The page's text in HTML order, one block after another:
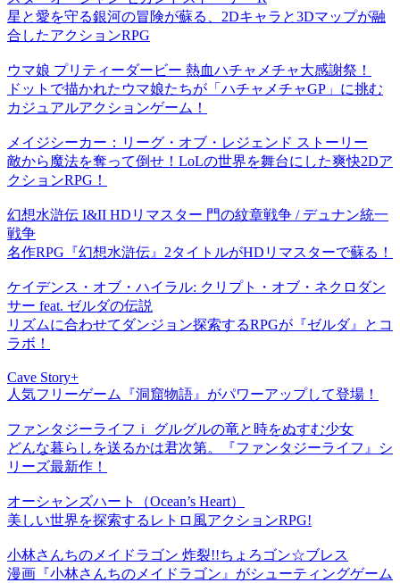
星と愛を守る銀河の冒険が蘇る、2Dキャラと3Dマップが融
合したアクションRPG
ウマ娘 プリティーダービー 熱血ハチャメチャ大感謝祭！
ドットで描かれたウマ娘たちが「ハチャメチャGP」に挑む
カジュアルアクションゲーム！
メイジシーカー：リーグ・オブ・レジェンド ストーリー
敵から魔法を奪って倒せ！LoLの世界を舞台にした爽快2Dア
クションRPG！
幻想水滸伝 I&II HDリマスター 門の紋章戦争 / デュナン統一
戦争
名作RPG『幻想水滸伝』2タイトルがHDリマスターで蘇る！
ケイデンス・オブ・ハイラル: クリプト・オブ・ネクロダン
サー feat. ゼルダの伝説
リズムに合わせてダンジョン探索するRPGが『ゼルダ』とコ
ラボ！
Cave Story+
人気フリーゲーム『洞窟物語』がパワーアップして登場！
ファンタジーライフｉ グルグルの竜と時をぬすむ少女
どんな暮らしを送るかは君次第。『ファンタジーライフ』シ
リーズ最新作！
オーシャンズハート（Ocean’s Heart）
美しい世界を探索するレトロ風アクションRPG!
小林さんちのメイドラゴン 炸裂!!ちょろゴン☆ブレス
漫画『小林さんちのメイドラゴン』がシューティングゲーム